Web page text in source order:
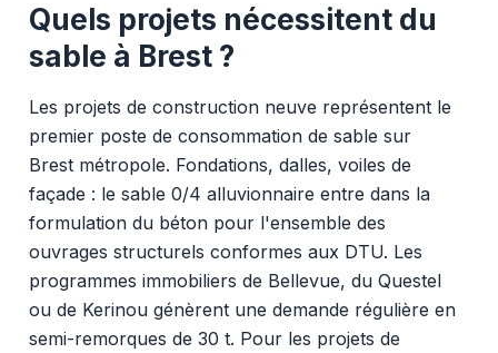
Quels projets nécessitent du
sable à Brest ?
Les projets de construction neuve représentent le
premier poste de consommation de sable sur
Brest métropole. Fondations, dalles, voiles de
façade : le sable 0/4 alluvionnaire entre dans la
formulation du béton pour l'ensemble des
ouvrages structurels conformes aux DTU. Les
programmes immobiliers de Bellevue, du Questel
ou de Kerinou génèrent une demande régulière en
semi-remorques de 30 t. Pour les projets de